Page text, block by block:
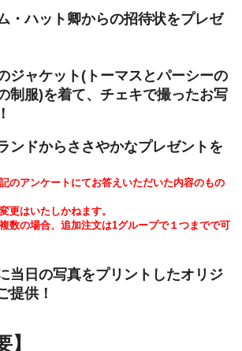
・ハット卿からの招待状をプレゼ
ジャケット(トーマスとパーシーの
制服)を着て、チェキで撮ったお写
ンドからささやかなプレゼントを
アンケートにてお答えいただいた内容のもの
はいたしかねます。
の場合、追加注文は1グループで１つまでで可
当日の写真をプリントしたオリジ
提供！
】